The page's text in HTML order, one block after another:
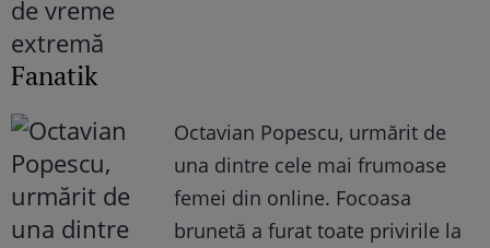
Fanatik
Octavian Popescu, urmărit de
una dintre cele mai frumoase
femei din online. Focoasa
brunetă a furat toate privirile la